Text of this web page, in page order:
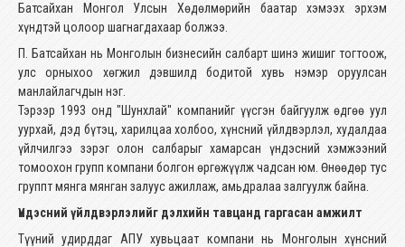
Батсайхан Монгол Улсын Хөдөлмөрийн баатар хэмээх эрхэм
хүндтэй цолоор шагнагдахаар болжээ.
П. Батсайхан нь Монголын бизнесийн салбарт шинэ жишиг тогтоож,
улс орныхоо хөгжил дэвшилд бодитой хувь нэмэр оруулсан
манлайлагчдын нэг.
Тэрээр 1993 онд "Шунхлай" компанийг үүсгэн байгуулж өдгөө уул
уурхай, дэд бүтэц, харилцаа холбоо, хүнсний үйлдвэрлэл, худалдаа
үйлчилгээ зэрэг олон салбарыг хамарсан үндэсний хэмжээний
томоохон групп компани болгон өргөжүүлж чадсан юм. Өнөөдөр тус
группт мянга мянган залуус ажиллаж, амьдралаа залгуулж байна.
Үндэсний үйлдвэрлэлийг дэлхийн тавцанд гаргасан амжилт
Түүний удирддаг АПУ хувьцаат компани нь Монголын хүнсний